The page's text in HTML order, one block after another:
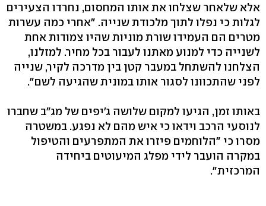
אלא שלאחר שצלחו את אותו המחסום, נחרדו הצעירים
לגלות כי נפלו לתוך מלכודת שנייה. "אחרי כמה עשרות
מטרים הם העמידו שורת מוניות שהיו צמודות אחת
לשנייה כדי למנוע מאתנו לעבור בכל מחיר. למזלנו,
הצלחנו להשתחל במעבר קטן בין מדרכה לקיר, שנייה
לפני שהתכוונו לסגור אותו במונית שהגיעה לשם".
באותו זמן, הגיעו למקום שלושה ג'יפים של מג"ב שחברו
לנוסעי הרכב וידאו כי איש מהם לא נפגע. במשטרה
מסרו כי "הלוחמים פיזרו את המתפרעים והטיפול
במקרה הועבר לידי מפלג המיעוטים ביחידה
המרכזית".